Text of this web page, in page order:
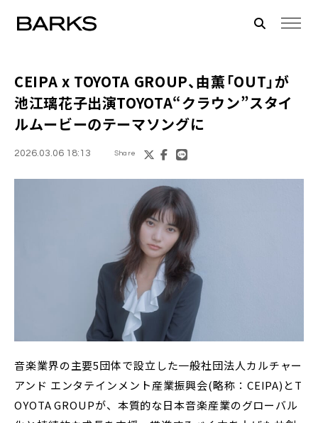
CEIPA x TOYOTA GROUP、由薫「OUT」が
池江璃花子出演TOYOTA“クラウン”スタイ
ルムービーのテーマソングに
2026.03.06 18:13 Share
音楽業界の主要5団体で設立した一般社団法人カルチャー
アンド エンタテインメント産業振興会(略称：CEIPA)とT
OYOTA GROUPが、本質的な日本音楽産業のグローバル